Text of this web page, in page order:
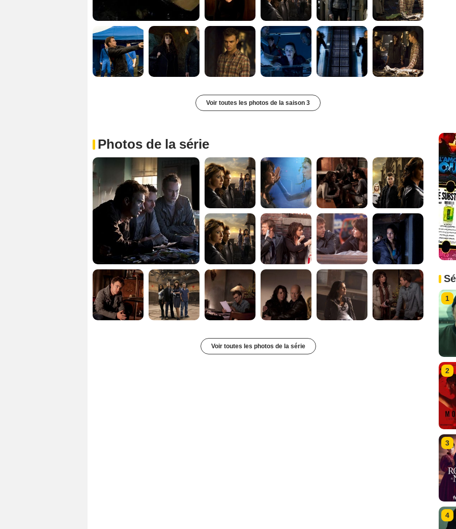
Voir toutes les photos de la saison 3
Photos de la série
Voir toutes les photos de la série
1
2
3
4